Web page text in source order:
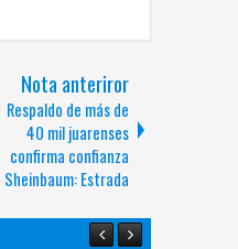
Nota anteriror
Respaldo de más de
40 mil juarenses
confirma confianza
Sheinbaum: Estrada